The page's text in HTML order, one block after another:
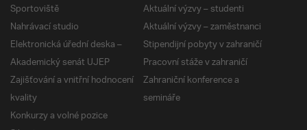
Sportoviště
Nahrávací studio
Elektronická úřední deska –
Akademický senát UJEP
Zajišťování a vnitřní hodnocení
kvality
Konkurzy a volné pozice
Aktuální výzvy – studenti
Aktuální výzvy – zaměstnanci
Stipendijní pobyty v zahraničí
Pracovní stáže v zahraničí
Zahraniční konference a
semináře